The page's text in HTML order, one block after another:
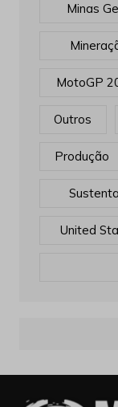
Minas
MotoGP
Outros
Produção
United